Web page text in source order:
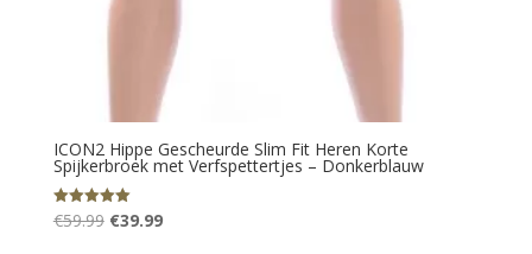
ICON2 Hippe Gescheurde Slim Fit Heren Korte
Spijkerbroek met Verfspettertjes – Donkerblauw
Gewaardeerd
5.00
€59.99 Oorspronkelijke
€39.99Huidige